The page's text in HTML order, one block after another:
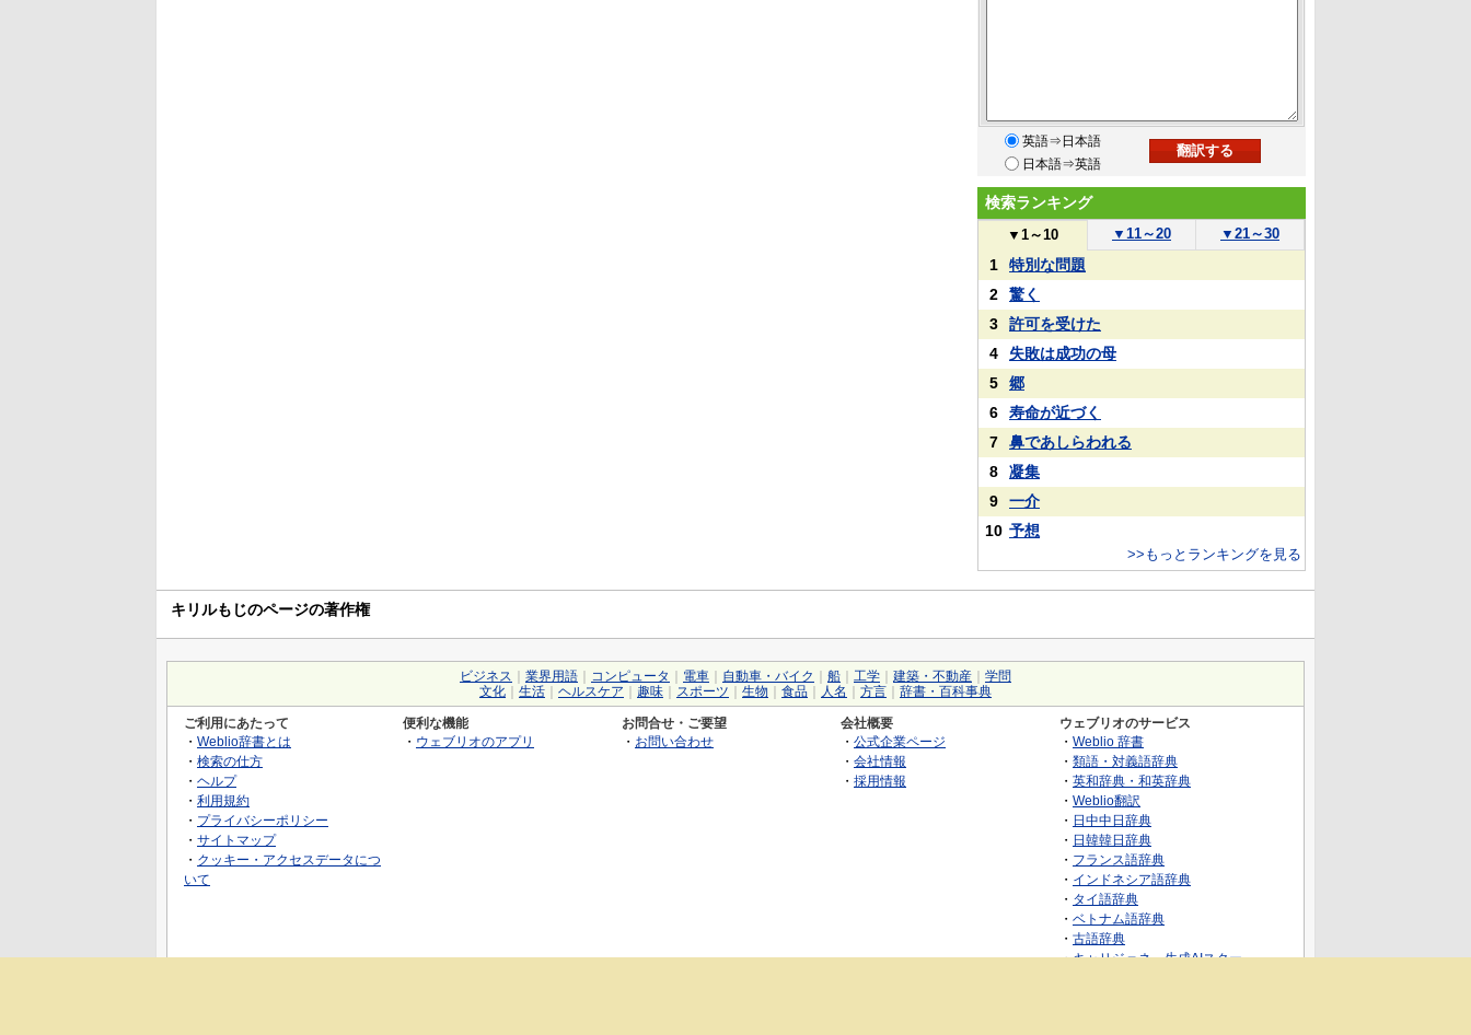
英語⇒日本語
日本語⇒英語
検索ランキング
▼ 1～10 ▼ 11～20 ▼ 21～30
1
特別な問題
2
驚く
3
許可を受けた
4
失敗は成功の母
5
郷
6
寿命が近づく
7
鼻であしらわれる
8
凝集
9
一介
10 予想
>>もっとランキングを見る
キリルもじのページの著作権
ビジネス 業界用語 コンピュータ 電車 自動車・バイク 船 工学 建築・不動産
学問
文化
生活 ヘルスケア 趣味 スポーツ 生物 食品 人名 方言 辞書・百科事典
ご利用にあたって
・ Weblio辞書とは
・ 検索の仕方
・ ヘルプ
・ 利用規約
・ プライバシーポリシー
・ サイトマップ
・ クッキー・アクセスデータにつ
いて
便利な機能
・ ウェブリオのアプリ
お問合せ・ご要望
・ お問い合わせ
会社概要
・ 公式企業ページ
・ 会社情報
・ 採用情報
ウェブリオのサービス
・ Weblio 辞書
・ 類語・対義語辞典
・ 英和辞典・和英辞典
・ Weblio翻訳
・ 日中中日辞典
・ 日韓韓日辞典
・ フランス語辞典
・ インドネシア語辞典
・ タイ語辞典
・ ベトナム語辞典
・ 古語辞典
・キャリジェネ～生成AIスクー